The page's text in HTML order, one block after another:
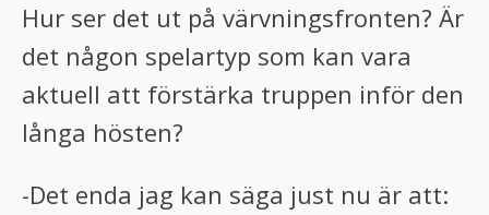
Hur ser det ut på värvningsfronten? Är
det någon spelartyp som kan vara
aktuell att förstärka truppen inför den
långa hösten?
-Det enda jag kan säga just nu är att: